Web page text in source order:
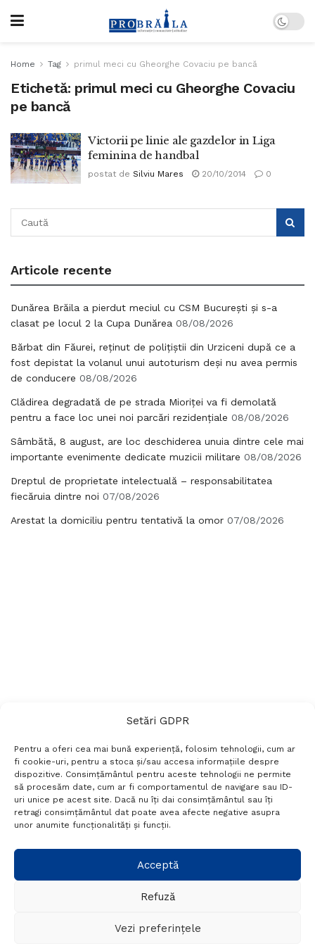
Setări GDPR
Pentru a oferi cea mai bună experiență, folosim tehnologii, cum ar
fi cookie-uri, pentru a stoca și/sau accesa informațiile despre
dispozitive. Consimțământul pentru aceste tehnologii ne permite
să procesăm date, cum ar fi comportamentul de navigare sau ID-
uri unice pe acest site. Dacă nu îți dai consimțământul sau îți
retragi consimțământul dat poate avea afecte negative asupra
unor anumite funcționalități și funcții.
Acceptă
Refuză
Vezi preferințele
Home Tag primul meci cu Gheorghe Covaciu pe bancă
Etichetă: primul meci cu Gheorghe Covaciu
pe bancă
Victorii pe linie ale gazdelor in Liga
feminina de handbal
postat de Silviu Mares 20/10/2014 0
Articole recente
Dunărea Brăila a pierdut meciul cu CSM București și s-a
clasat pe locul 2 la Cupa Dunărea 08/08/2026
Bărbat din Făurei, reținut de polițiștii din Urziceni după ce a
fost depistat la volanul unui autoturism deși nu avea permis
de conducere 08/08/2026
Clădirea degradată de pe strada Mioriței va fi demolată
pentru a face loc unei noi parcări rezidențiale 08/08/2026
Sâmbătă, 8 august, are loc deschiderea unuia dintre cele mai
importante evenimente dedicate muzicii militare 08/08/2026
Dreptul de proprietate intelectuală – responsabilitatea
fiecăruia dintre noi 07/08/2026
Arestat la domiciliu pentru tentativă la omor 07/08/2026
Termeni si conditii
Politică de confidențialitate
Politica cookies
Setări GDPR
+40 788 760 194